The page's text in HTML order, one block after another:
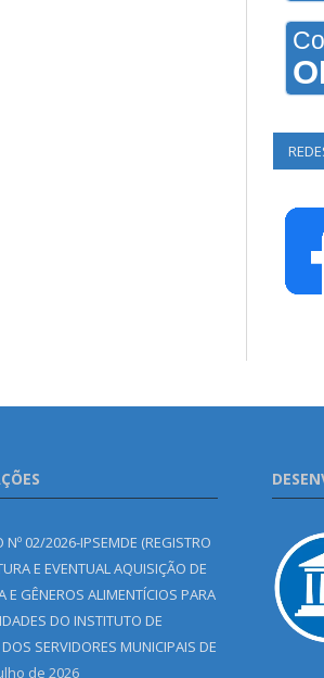
Nº 02/2026-IPSEMDE (REGISTRO
E EVENTUAL AQUISIÇÃO DE
E GÊNEROS ALIMENTÍCIOS PARA
DO INSTITUTO DE
SERVIDORES MUNICIPAIS DE
de 2026